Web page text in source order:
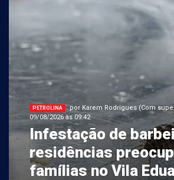
PETROLINA
por Karem Rodrigues (Com
09/08/2026 às 09:42
Infestação de
residências
famílias no Vila